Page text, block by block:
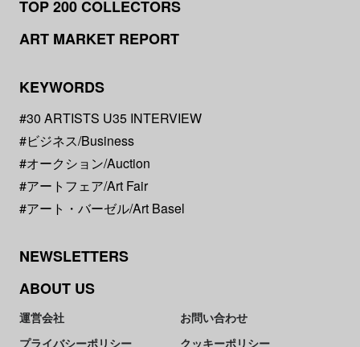
TOP 200 COLLECTORS
ART MARKET REPORT
KEYWORDS
#30 ARTISTS U35 INTERVIEW
#ビジネス/Business
#オークション/Auction
#アートフェア/Art Fair
#アート・バーゼル/Art Basel
NEWSLETTERS
ABOUT US
運営会社
お問い合わせ
プライバシーポリシー
クッキーポリシー